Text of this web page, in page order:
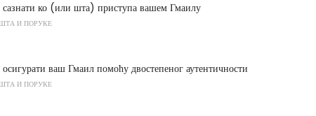
сазнати ко (или шта) приступа вашем Гмаилу
И ПОРУКЕ
ваш Гмаил помоћу двостепеног аутентичности
И ПОРУКЕ